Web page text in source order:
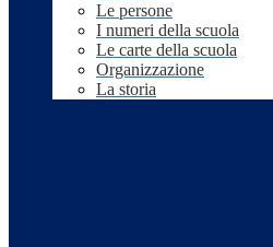
Le persone
I numeri della scuola
Le carte della scuola
Organizzazione
La storia